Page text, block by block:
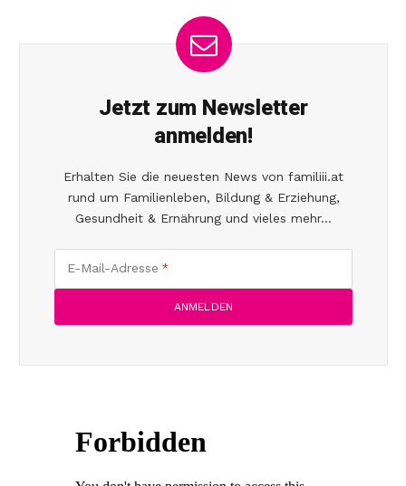
Jetzt zum Newsletter
anmelden!
Erhalten Sie die neuesten News von familiii.at
rund um Familienleben, Bildung & Erziehung,
Gesundheit & Ernährung und vieles mehr...
E-Mail-Adresse